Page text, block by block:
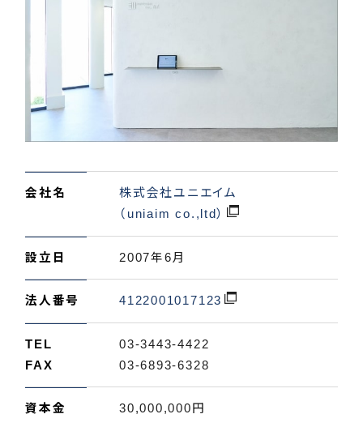
会社名
株式会社ユニエイム
（uniaim co.,ltd）
設立日 2007年6月
法人番号 4122001017123
TEL
FAX
03-3443-4422
03-6893-6328
資本金 30,000,000円